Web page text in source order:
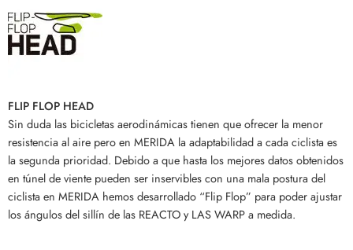
FLIP FLOP HEAD
Sin duda las bicicletas aerodinámicas tienen que ofrecer la menor
resistencia al aire pero en MERIDA la adaptabilidad a cada ciclista es
la segunda prioridad. Debido a que hasta los mejores datos obtenidos
en túnel de viente pueden ser inservibles con una mala postura del
ciclista en MERIDA hemos desarrollado “Flip Flop” para poder ajustar
los ángulos del sillín de las REACTO y LAS WARP a medida.